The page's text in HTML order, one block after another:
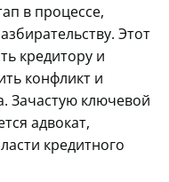
в процессе,
Этот
кредитору и
конфликт и
Зачастую ключевой
адвокат,
кредитного